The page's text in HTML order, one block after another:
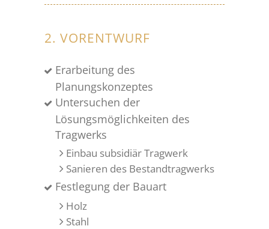
2. VORENTWURF
Erarbeitung des
Planungskonzeptes
Untersuchen der
Lösungsmöglichkeiten des
Tragwerks
Einbau subsidiär Tragwerk
Sanieren des Bestandtragwerks
Festlegung der Bauart
Holz
Stahl